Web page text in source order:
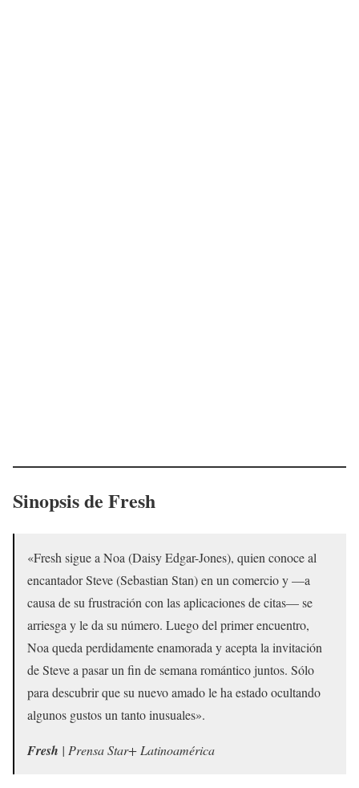
Sinopsis de Fresh
«Fresh sigue a Noa (Daisy Edgar-Jones), quien conoce al
encantador Steve (Sebastian Stan) en un comercio y —a
causa de su frustración con las aplicaciones de citas— se
arriesga y le da su número. Luego del primer encuentro,
Noa queda perdidamente enamorada y acepta la invitación
de Steve a pasar un fin de semana romántico juntos. Sólo
para descubrir que su nuevo amado le ha estado ocultando
algunos gustos un tanto inusuales».
Fresh | Prensa Star+ Latinoamérica